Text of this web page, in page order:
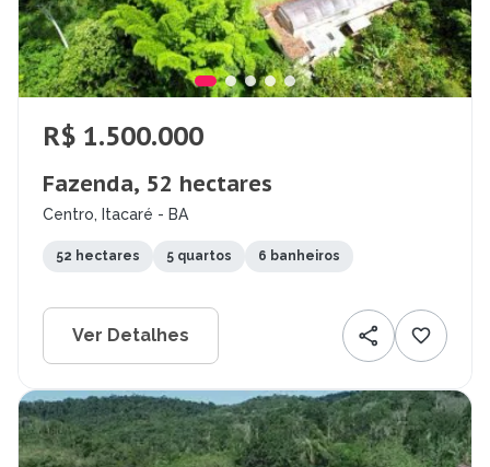
R$ 1.500.000
Fazenda, 52 hectares
Centro, Itacaré - BA
52 hectares 5 quartos 6 banheiros
Ver Detalhes